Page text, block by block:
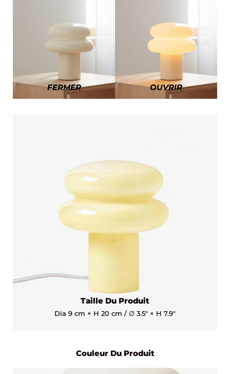
FERMER OUVRIR
Taille Du Produit
Dia 9 cm × H 20 cm / ∅ 3.5″ × H 7.9″
Couleur Du Produit